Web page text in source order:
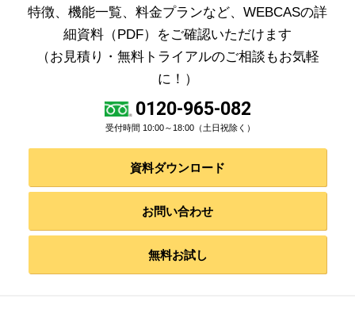
特徴、機能一覧、料金プランなど、WEBCASの詳
細資料（PDF）をご確認いただけます
（お見積り・無料トライアルのご相談もお気軽
に！）
0120-965-082
受付時間 10:00～18:00（土日祝除く）
資料ダウンロード
お問い合わせ
無料お試し